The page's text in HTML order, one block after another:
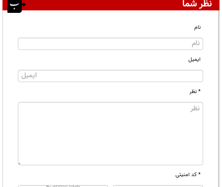
نظر شما
نام
ایمیل
* نظر
* کد امنیتی